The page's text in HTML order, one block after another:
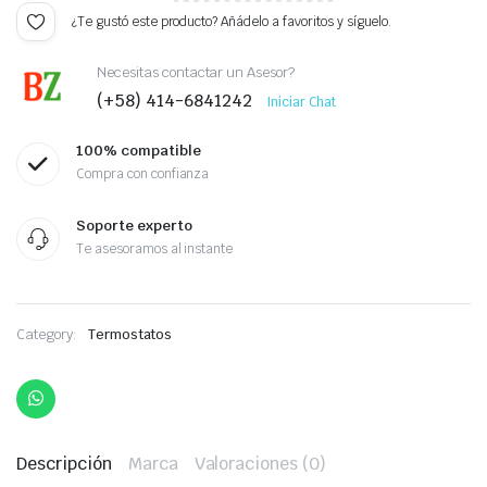
¿Te gustó este producto? Añádelo a favoritos y síguelo.
Necesitas contactar un Asesor?
(+58) 414-6841242 Iniciar Chat
100% compatible
Compra con confianza
Soporte experto
Te asesoramos al instante
Category: Termostatos
Descripción Marca Valoraciones (0)